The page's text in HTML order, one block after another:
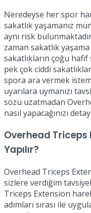
Neredeyse her spor
sakatlık yaşamanız
aynı risk
zaman sakatlık
sakatlıkların çoğu
pek çok ciddi
spora ara vermek
uyarılara uymanızı
sözü uzatmadan
nasıl yapacağınızı
Overhead Triceps
Yapılır?
Overhead Triceps
sizlere verdiğim
Triceps Extension
adımları sırası ile